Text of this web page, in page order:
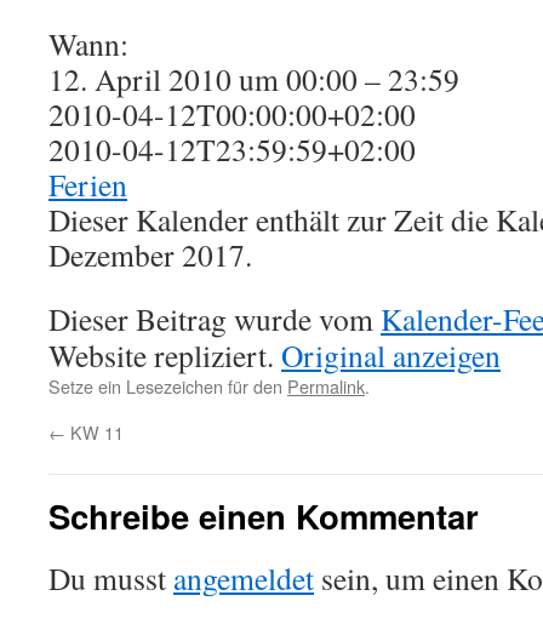
Wann:
12. April 2010 um 00:00 – 23:59
2010-04-12T00:00:00+02:00
2010-04-12T23:59:59+02:00
Ferien
Dieser Kalender enthält zur Zeit die
Dezember 2017.
Dieser Beitrag wurde vom Kalender-
Website repliziert. Original anzeigen
Setze ein Lesezeichen für den Permalink.
← KW 11
Schreibe einen Kommentar
Du musst angemeldet sein, um einen